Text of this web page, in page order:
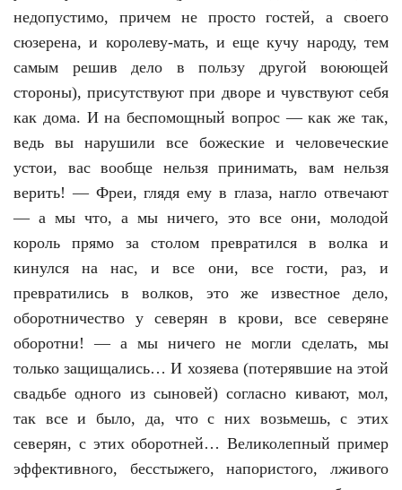
недопустимо, причем не просто гостей, а своего
сюзерена, и королеву-мать, и еще кучу народу, тем
самым решив дело в пользу другой воюющей
стороны), присутствуют при дворе и чувствуют себя
как дома. И на беспомощный вопрос — как же так,
ведь вы нарушили все божеские и человеческие
устои, вас вообще нельзя принимать, вам нельзя
верить! — Фреи, глядя ему в глаза, нагло отвечают
— а мы что, а мы ничего, это все они, молодой
король прямо за столом превратился в волка и
кинулся на нас, и все они, все гости, раз, и
превратились в волков, это же известное дело,
оборотничество у северян в крови, все северяне
оборотни! — а мы ничего не могли сделать, мы
только защищались… И хозяева (потерявшие на этой
свадьбе одного из сыновей) согласно кивают, мол,
так все и было, да, что с них возьмешь, с этих
северян, с этих оборотней… Великолепный пример
эффективного, бесстыжего, напористого, лживого